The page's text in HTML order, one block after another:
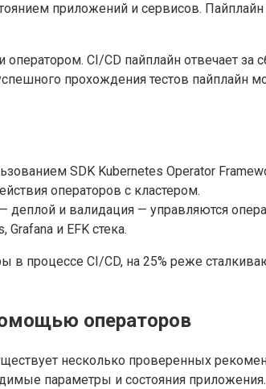
приложений и сервисов.
CI/CD пайплайн отвечает за
прохождения тестов пайплайн
SDK Kubernetes Operator
операторов с кластером.
деплой и валидация — управляются
и EFK стека.
процессе CI/CD, на 25% реже
операторов
несколько проверенных
параметры и состояния